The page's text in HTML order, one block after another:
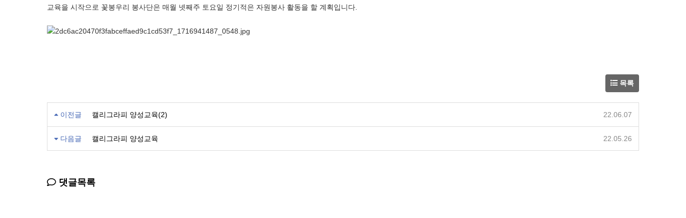
교육을 시작으로 꽃봉우리 봉사단은 매월 넷째주 토요일 정기적은 자원봉사 활동을 할 계획입니다.
목록
이전글 캘리그라피 양성교육(2) 22.06.07
다음글 캘리그라피 양성교육 22.05.26
댓글목록